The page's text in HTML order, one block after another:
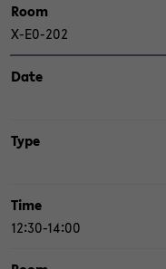
Room
X-​E0-202
Date
Type
Time
12:30-14:00